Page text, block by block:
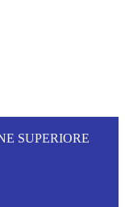
SUPERIORE